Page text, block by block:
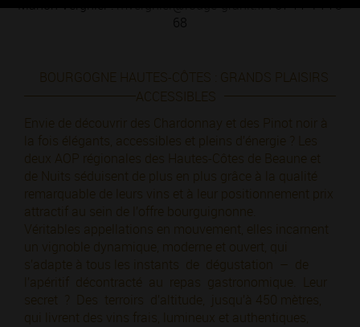
Manon Vergnier :mvergnier@rouge-granit.frI 07 77 14 73
68
BOURGOGNE HAUTES-CÔTES : GRANDS PLAISIRS
ACCESSIBLES
Envie de découvrir des Chardonnay et des Pinot noir à
la fois élégants, accessibles et pleins d’énergie ? Les
deux AOP régionales des Hautes-Côtes de Beaune et
de Nuits séduisent de plus en plus grâce à la qualité
remarquable de leurs vins et à leur positionnement prix
attractif au sein de l’offre bourguignonne.
Véritables appellations en mouvement, elles incarnent
un vignoble dynamique, moderne et ouvert, qui
s’adapte à tous les instants de dégustation – de
l’apéritif décontracté au repas gastronomique. Leur
secret ? Des terroirs d’altitude, jusqu’à 450 mètres,
qui livrent des vins frais, lumineux et authentiques,